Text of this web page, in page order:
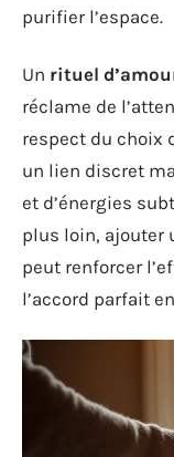
purifier l’espace.
Un rituel
réclame de
respect du choix
un lien discret
et d’énergies
plus loin, ajouter
peut renforcer
l’accord parfait